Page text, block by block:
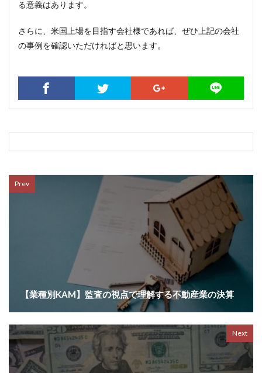
る意義はあります。
さらに、米国上場を目指す会社様であれば、ぜひ上記の会社
の事例を確認いただければと思います。
Prev
【業種別KAM】監査の視点で理解する不動産業の決算
Next